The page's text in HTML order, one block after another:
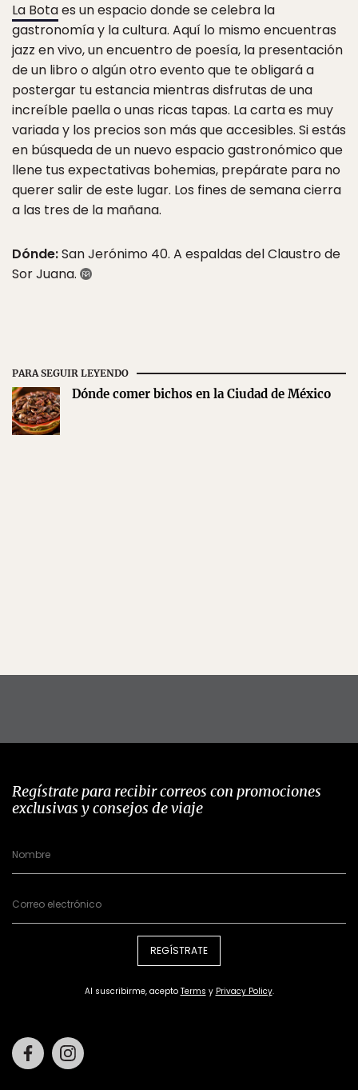
La Botaes un espacio donde se celebra la
gastronomía y la cultura. Aquí lo mismo encuentras
jazz en vivo, un encuentro de poesía, la presentación
de un libro o algún otro evento que te obligará a
postergar tu estancia mientras disfrutas de una
increíble paella o unas ricas tapas. La carta es muy
variada y los precios son más que accesibles. Si estás
en búsqueda de un nuevo espacio gastronómico que
llene tus expectativas bohemias, prepárate para no
querer salir de este lugar. Los fines de semana cierra
a las tres de la mañana.
Dónde:San Jerónimo 40. A espaldas del Claustro de
Sor Juana.
PARA SEGUIR LEYENDO
Dónde comer bichos en la Ciudad de México
Regístrate para recibir correos con promociones
exclusivas y consejos de viaje
REGÍSTRATE
Al suscribirme, acepto Terms y Privacy Policy.
Facebook